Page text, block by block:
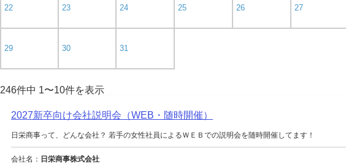
22 23 24 25 26 27
29 30 31
246件中 1〜10件を表示
2027新卒向け会社説明会（WEB・随時開催）
日栄商事って、どんな会社？ 若手の女性社員によるＷＥＢでの説明会を随時開催してます！
会社名： 日栄商事株式会社